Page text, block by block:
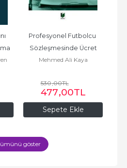
Sepete Ekle
Profesyonel Futbolcu
Sözleşmesinde Ücret
Mehmed Ali Kaya
530,00TL
477,00TL
göster